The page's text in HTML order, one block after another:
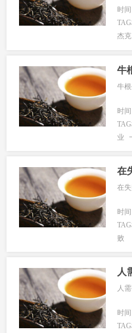
时
TAG
杰克
牛
牛
时
业
在
在
时
败
人
人
时